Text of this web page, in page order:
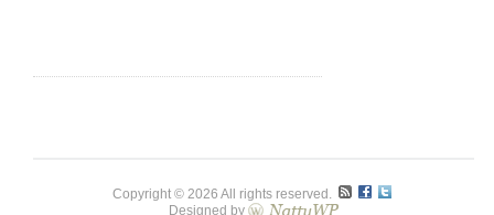
Copyright © 2026 All rights reserved.
Designed by